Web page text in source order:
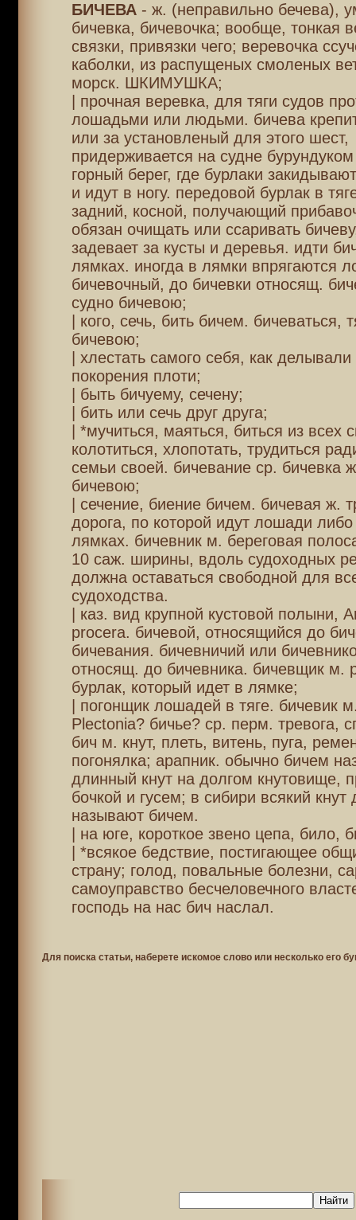
БИЧЕВА- ж. (неправильно бечева),
бичевка, бичевочка; вообще, тонкая
связки, привязки чего; веревочка
каболки, из распущеных смоленых
морск. ШКИМУШКА;
| прочная веревка, для тяги судов
лошадьми или людьми. бичева
или за установленый для этого шест,
придерживается на судне
горный берег, где бурлаки
и идут в ногу. передовой бурлак в
задний, косной, получающий
обязан очищать или ссаривать
задевает за кусты и деревья. идти
лямках. иногда в лямки впрягаются
бичевочный, до бичевки относящ.
судно бичевою;
| кого, сечь, бить бичем. бичеваться,
бичевою;
| хлестать самого себя, как
покорения плоти;
| быть бичуему, сечену;
| бить или сечь друг друга;
| *мучиться, маяться, биться из всех
колотиться, хлопотать, трудиться
семьи своей. бичевание ср. бичевка
бичевою;
| сечение, биение бичем. бичевая ж.
дорога, по которой идут лошади
лямках. бичевник м. береговая
10 саж. ширины, вдоль судоходных
должна оставаться свободной для
судоходства.
| каз. вид крупной кустовой полыни,
procera. бичевой, относящийся до
бичевания. бичевничий или
относящ. до бичевника. бичевщик м.
бурлак, который идет в лямке;
| погонщик лошадей в тяге. бичевик
Plectonia? бичье? ср. перм. тревога,
бич м. кнут, плеть, витень, пуга,
погонялка; арапник. обычно бичем
длинный кнут на долгом кнутовище,
бочкой и гусем; в сибири всякий кнут
называют бичем.
| на юге, короткое звено цепа, било,
| *всякое бедствие, постигающее
страну; голод, повальные болезни,
самоуправство бесчеловечного
господь на нас бич наслал.
Для поиска статьи, наберете искомое слово или несколько его